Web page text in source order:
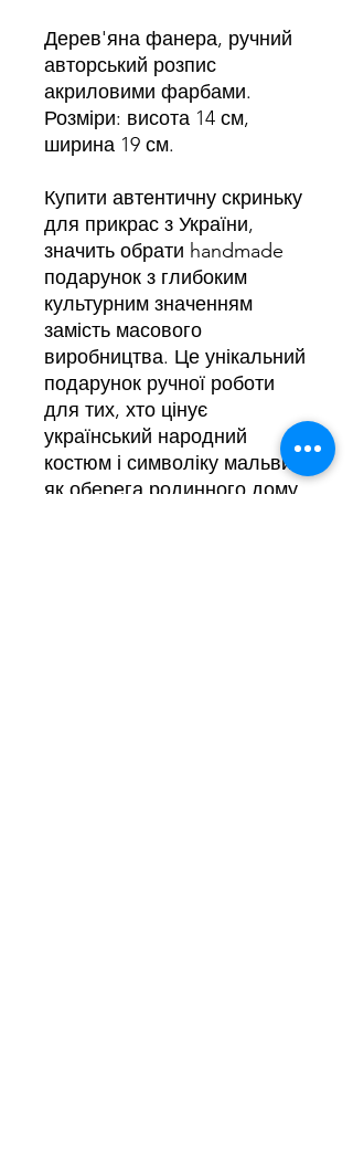
Дерев'яна фанера, ручний
авторський розпис
акриловими фарбами.
Розміри: висота 14 см,
ширина 19 см.
Купити автентичну скриньку
для прикрас з України,
значить обрати handmade
подарунок з глибоким
культурним значенням
замість масового
виробництва. Це унікальний
подарунок ручної роботи
для тих, хто цінує
український народний
костюм і символіку мальви,
як оберега родинного дому,